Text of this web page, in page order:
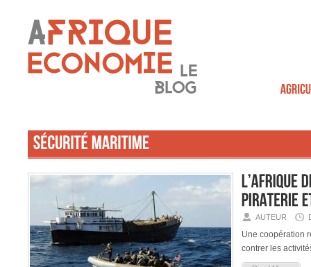
AUTEUR
Une coopération
contrer les